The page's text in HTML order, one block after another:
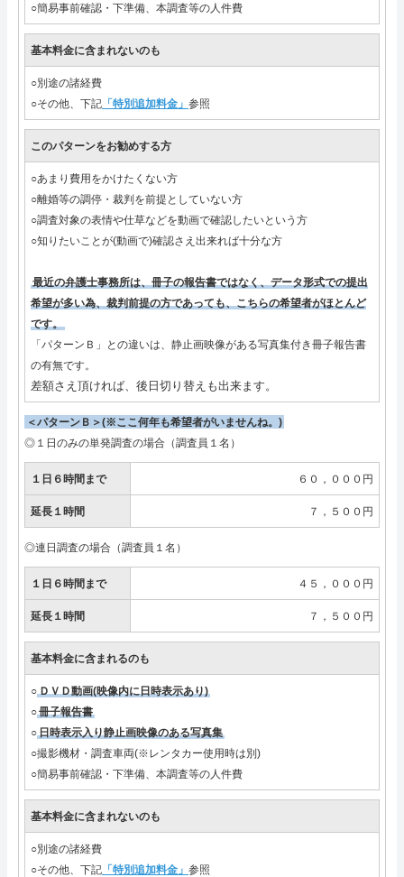
○簡易事前確認・下準備、本調査等の人件費
基本料金に含まれないのも
○別途の諸経費
○その他、下記 「特別追加料金」 参照
このパターンをお勧めする方
○あまり費用をかけたくない方
○離婚等の調停・裁判を前提としていない方
○調査対象の表情や仕草などを動画で確認したいという方
○知りたいことが(動画で)確認さえ出来れば十分な方
最近の弁護士事務所は、冊子の報告書ではなく、データ形式での提出
希望が多い為、裁判前提の方であっても、こちらの希望者がほとんど
です。
「パターンＢ」との違いは、静止画映像がある写真集付き冊子報告書
の有無です。
差額さえ頂ければ、後日切り替えも出来ます。
＜パターンＢ＞(※ここ何年も希望者がいませんね。)
◎１日のみの単発調査の場合（調査員１名）
１日６時間まで ６０，０００円
延長１時間 ７，５００円
◎連日調査の場合（調査員１名）
１日６時間まで ４５，０００円
延長１時間 ７，５００円
基本料金に含まれるのも
○ＤＶＤ動画(映像内に日時表示あり)
○冊子報告書
○日時表示入り静止画映像のある写真集
○撮影機材・調査車両(※レンタカー使用時は別)
○簡易事前確認・下準備、本調査等の人件費
基本料金に含まれないのも
○別途の諸経費
○その他、下記 「特別追加料金」 参照